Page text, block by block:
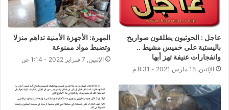
عاجل : الحوثيون يطلقون صواريخ
باليستية على خميس مشيط ..
وانفجارات عنيفة تهز أبها
الإثنين, 15 مارس 2021 - 8:31 م
المهرة: الأجهزة الأمنية تداهم منزلا
وتضبط مواد ممنوعة
الإثنين, 7 فبراير 2022 - 1:14 ص